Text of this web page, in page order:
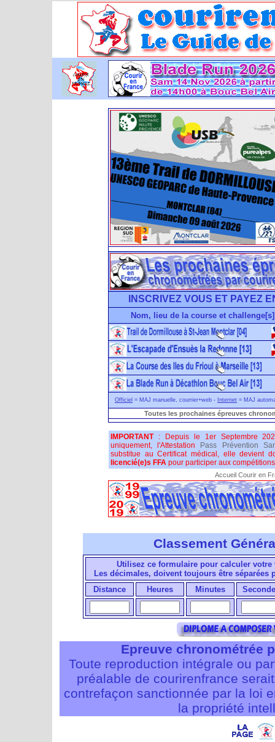
INSCRIVEZ VOUS ET PAYEZ
Nom, lieu de la course et challenge[s]
Officiel = MAJ manuelle, courrier+web - Internet = MAJ
Toutes les prochaines épreuves
IMPORTANT: Depuis le 1er Septembre
uniquement, l'Attestation
Pass Prévention
substitue au Certificat médical, elle devient
licencié(e)s FFA pour participer aux
Accueil Courir en
Classement
Utilisez ce formulaire pour calculer votre
Les décimales, doivent toujours être séparées
Distance
Heures Minutes
Epreuve chronométrée
Toute reproduction intégrale ou
préalable de courirenfrance
contrefaçon sanctionnée par la loi
la propriété